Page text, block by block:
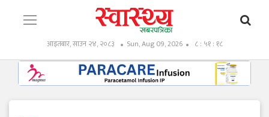
आइतबार, साउन २४, २०८३ Sun, Aug 09, 2026 ८ : ५१ : १९